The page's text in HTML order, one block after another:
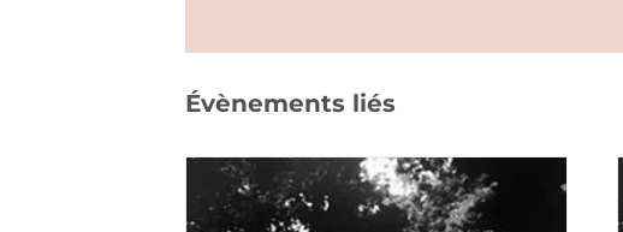
Évènements liés